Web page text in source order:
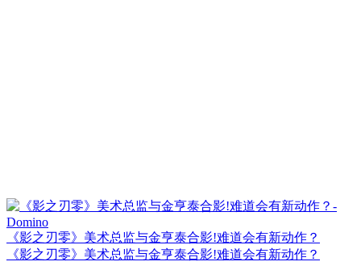
《影之刃零》美术总监与金亨泰合影!难道会有新动作？
《影之刃零》美术总监与金亨泰合影!难道会有新动作？